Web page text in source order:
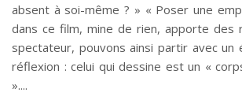
absent à soi-même ? » « Poser une
dans ce film, mine de rien, apporte des
spectateur, pouvons ainsi partir avec un
réflexion : celui qui dessine est un «
».